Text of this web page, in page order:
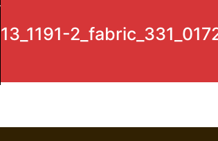
13_1191-